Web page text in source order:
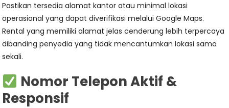
Pastikan tersedia alamat kantor atau minimal lokasi
operasional yang dapat diverifikasi melalui Google Maps.
Rental yang memiliki alamat jelas cenderung lebih terpercaya
dibanding penyedia yang tidak mencantumkan lokasi sama
sekali.
Nomor Telepon Aktif &
Responsif